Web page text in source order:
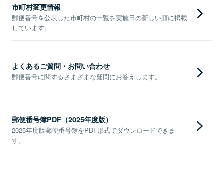
市町村変更情報
郵便番号を公表した市町村の一覧を実施日の新しい順に掲載
しています。
よくあるご質問・お問い合わせ
郵便番号に関するさまざまな疑問にお答えします。
郵便番号簿PDF（2025年度版）
2025年度版郵便番号簿をPDF形式でダウンロードできま
す。